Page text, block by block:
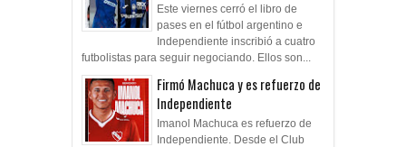
Este viernes cerró el libro de
pases en el fútbol argentino e
Independiente inscribió a cuatro
futbolistas para seguir negociando. Ellos son...
Firmó Machuca y es refuerzo de
Independiente
Imanol Machuca es refuerzo de
Independiente. Desde el Club